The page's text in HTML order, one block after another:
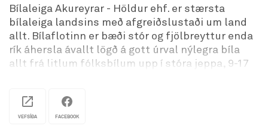
Bílaleiga Akureyrar - Höldur ehf. er stærsta
bílaleiga landsins með afgreiðslustaði um land
allt. Bílaflotinn er bæði stór og fjölbreyttur enda
rík áhersla ávallt lögð á gott úrval nýlegra bíla
allt frá litlum fólksbílum upp í stóra jeppa, 9-17
Fjöldi afgreiðslustaða hringinn í kringum landið
VEFSÍÐA FACEBOOK